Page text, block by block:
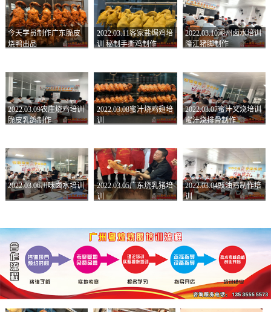
今天学员制作广东脆皮
烧鸭出品
2022.03.11客家盐焗鸡培
训 秘制手撕鸡制作
2022.03.10潮州卤水培训
隆江猪脚制作
2022.03.09农庄烧鸡培训
脆皮乳鸽制作
2022.03.08蜜汁烧鸡翅培
训
2022.03.07蜜汁叉烧培训
蜜汁烧排骨制作
2022.03.06川味卤水培训
2022.03.05广东烧乳猪培
训
2022.03.04豉油鸡制作培
训